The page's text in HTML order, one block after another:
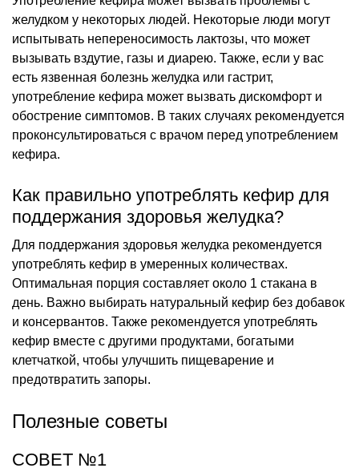
желудком у некоторых людей. Некоторые люди могут
испытывать непереносимость лактозы, что может
вызывать вздутие, газы и диарею. Также, если у вас
есть язвенная болезнь желудка или гастрит,
употребление кефира может вызвать дискомфорт и
обострение симптомов. В таких случаях рекомендуется
проконсультироваться с врачом перед употреблением
кефира.
Как правильно употреблять кефир для
поддержания здоровья желудка?
Для поддержания здоровья желудка рекомендуется
употреблять кефир в умеренных количествах.
Оптимальная порция составляет около 1 стакана в
день. Важно выбирать натуральный кефир без добавок
и консервантов. Также рекомендуется употреблять
кефир вместе с другими продуктами, богатыми
клетчаткой, чтобы улучшить пищеварение и
предотвратить запоры.
Полезные советы
СОВЕТ №1